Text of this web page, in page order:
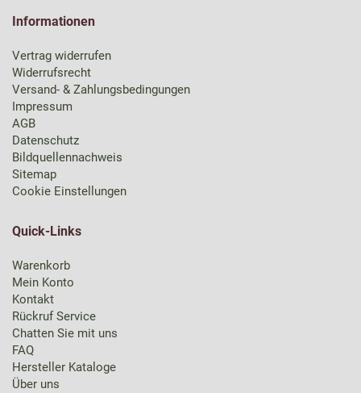
Informationen
Vertrag widerrufen
Widerrufsrecht
Versand- & Zahlungsbedingungen
Impressum
AGB
Datenschutz
Bildquellennachweis
Sitemap
Cookie Einstellungen
Quick-Links
Warenkorb
Mein Konto
Kontakt
Rückruf Service
Chatten Sie mit uns
FAQ
Hersteller Kataloge
Über uns